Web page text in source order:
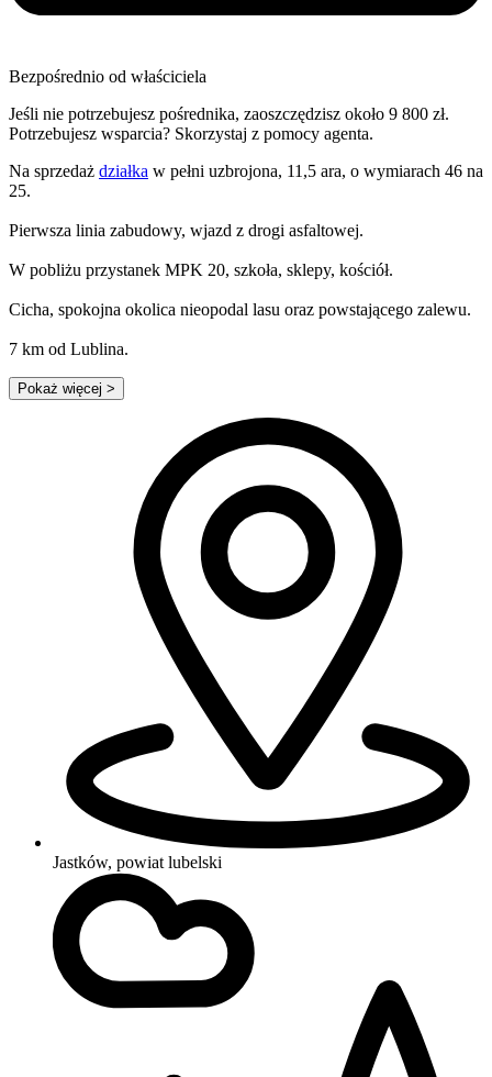
Bezpośrednio od właściciela
Jeśli nie potrzebujesz pośrednika, zaoszczędzisz około 9 800 zł.
Potrzebujesz wsparcia? Skorzystaj z pomocy agenta.
Na sprzedaż działka w pełni uzbrojona, 11,5 ara, o wymiarach 46 na
25.
Pierwsza linia zabudowy, wjazd z drogi asfaltowej.
W pobliżu przystanek MPK 20, szkoła, sklepy, kościół.
Cicha, spokojna okolica nieopodal lasu oraz powstającego zalewu.
7 km od Lublina.
Pokaż więcej >
Jastków, powiat lubelski